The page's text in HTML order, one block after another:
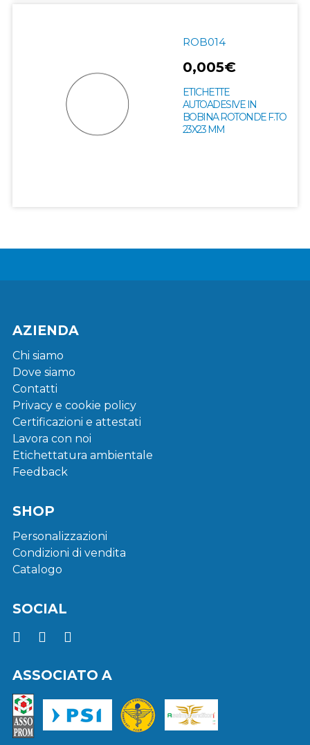
ROB014
0,005€
ETICHETTE
AUTOADESIVE IN
BOBINA ROTONDE F.TO
23X23 MM
AZIENDA
Chi siamo
Dove siamo
Contatti
Privacy e cookie policy
Certificazioni e attestati
Lavora con noi
Etichettatura ambientale
Feedback
SHOP
Personalizzazioni
Condizioni di vendita
Catalogo
SOCIAL
ASSOCIATO A